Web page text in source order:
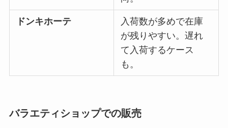
ドンキホーテ
入荷数が多めで在庫
が残りやすい。遅れ
て入荷するケース
も。
バラエティショップでの販売